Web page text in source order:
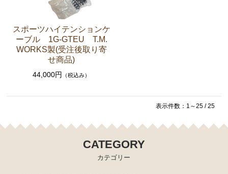
ーゲージなど）
駆動パーツ（センターサポートベアリング ドライブ
シャフトブーツ デフなど）
ウエザーストリップ
エンジンパーツ 1G-FE
ブレーキパーツ（マスターシリンダー リペアキッ
スポーツハイテンションケ
ーブル 1G-GTEU T.M.
WORKS製(受注後取り寄
せ商品)
44,000円 （税込み）
表示件数：1～25 / 25
CATEGORY
カテゴリー